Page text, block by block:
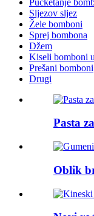
Sljezov sljez
Žele bomboni
Sprej bombona
Džem
Kiseli bomboni
Prešani bomboni
Drugi
Pasta
Oblik